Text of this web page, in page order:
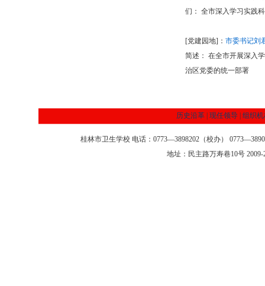
们： 全市深入学习实践
[党建园地]： 市委书记刘
简述： 在全市开展深入
治区党委的统一部署
历史沿革 现任领导 组织
桂林市卫生学校 电话：0773—3898202（校办）
地址：民主路万寿巷10号 2009-